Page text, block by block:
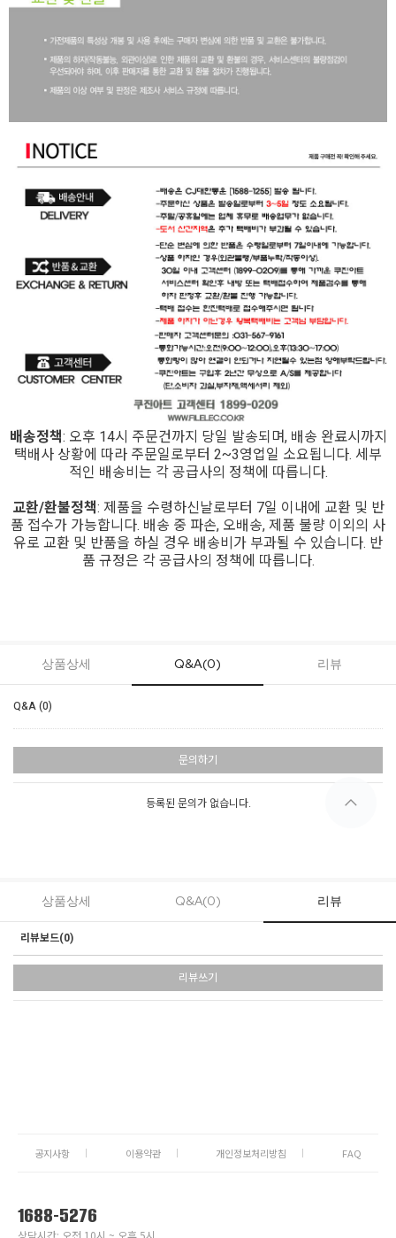
배송정책: 오후 14시 주문건까지 당일 발송되며, 배송 완료시까지
택배사 상황에 따라 주문일로부터 2~3영업일 소요됩니다. 세부
적인 배송비는 각 공급사의 정책에 따릅니다.
교환/환불정책: 제품을 수령하신날로부터 7일 이내에 교환 및 반
품 접수가 가능합니다. 배송 중 파손, 오배송, 제품 불량 이외의 사
유로 교환 및 반품을 하실 경우 배송비가 부과될 수 있습니다. 반
품 규정은 각 공급사의 정책에 따릅니다.
상품상세 Q&A(0) 리뷰
Q&A (0)
문의하기
등록된 문의가 없습니다.
상품상세 Q&A(0) 리뷰
리뷰보드(0)
리뷰쓰기
공지사항 이용약관 개인정보처리방침 FAQ
1688-5276